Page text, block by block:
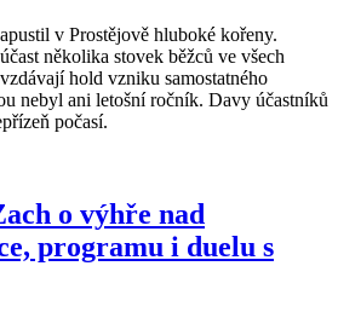
v Prostějově hluboké kořeny.
několika stovek běžců ve všech
hold vzniku samostatného
nebyl ani letošní ročník. Davy účastníků
počasí.
o výhře nad
programu i duelu s